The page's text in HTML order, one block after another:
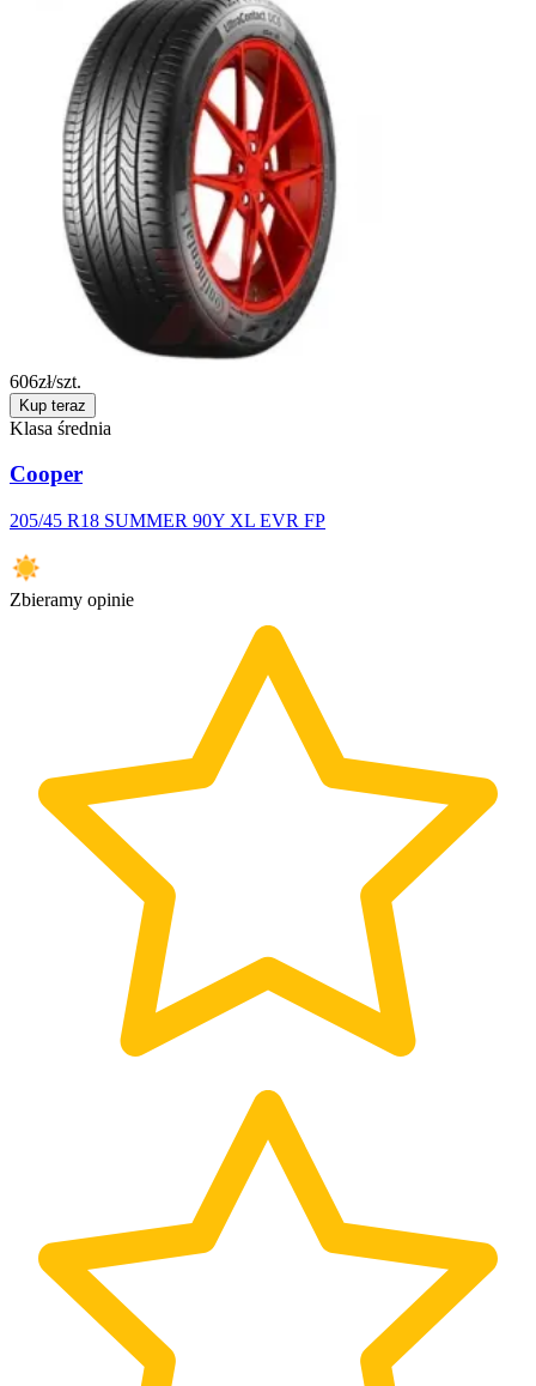
606zł/szt.
Kup teraz
Klasa średnia
Cooper
205/45 R18 SUMMER 90Y XL EVR FP
Zbieramy opinie